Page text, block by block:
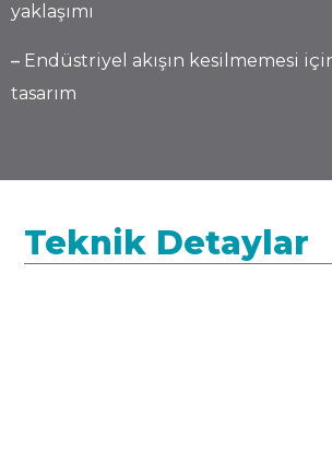
yaklaşımı
– Endüstriyel akışın kesilmemesi
tasarım
Teknik Detaylar